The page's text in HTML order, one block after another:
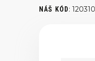
NÁŠ KÓD: